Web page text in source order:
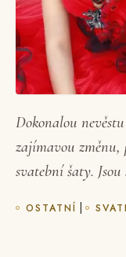
Dokonalou
zajímavou změnu,
svatební šaty. Jsou
OSTATNÍ |